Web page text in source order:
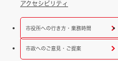
アクセシビリティ
市役所への行き方・業務時間
市政へのご意見・ご提案